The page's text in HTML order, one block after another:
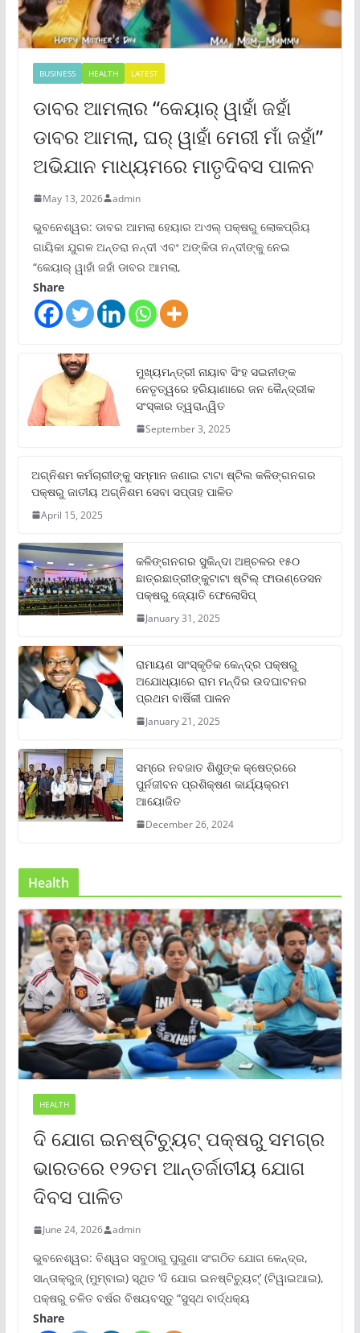
BUSINESS HEALTH LATEST
ଡାବର ଆମଲାର “କେୟାର୍ ୱାହାଁ ଜହାଁ
ଡାବର ଆମଲା, ଘର୍ ୱାହାଁ ମେରୀ ମାଁ ଜହାଁ”
ଅଭିଯାନ ମାଧ୍ୟମରେ ମାତୃଦିବସ ପାଳନ
May 13, 2026 admin
ଭୁବନେଶ୍ୱର: ଡାବର ଆମଲା ହେୟାର ଅଏଲ୍ ପକ୍ଷରୁ ଲୋକପ୍ରିୟ
ଗାୟିକା ଯୁଗଳ ଅନ୍ତରା ନନ୍ଦୀ ଏବଂ ଅଙ୍କିତା ନନ୍ଦୀଙ୍କୁ ନେଇ
“କେୟାର୍ ୱାହାଁ ଜହାଁ ଡାବର ଆମଲା,
Share
ମୁଖ୍ୟମନ୍ତ୍ରୀ ନାୟାବ ସିଂହ ସଇନୀଙ୍କ
ନେତୃତ୍ୱରେ ହରିୟାଣାରେ ଜନ କୈନ୍ଦ୍ରୀକ
ସଂସ୍କାର ତ୍ୱରାନ୍ୱିତ
September 3, 2025
ଅଗ୍ନିଶମ କର୍ମଚାରୀଙ୍କୁ ସମ୍ମାନ ଜଣାଇ ଟାଟା ଷ୍ଟିଲ କଳିଙ୍ଗନଗର
ପକ୍ଷରୁ ଜାତୀୟ ଅଗ୍ନିଶମ ସେବା ସପ୍ତାହ ପାଳିତ
April 15, 2025
କଳିଙ୍ଗନଗର ସୁକିନ୍ଦା ଅଞ୍ଚଳର ୧୫୦
ଛାତ୍ରଛାତ୍ରୀଙ୍କୁଟାଟା ଷ୍ଟିଲ୍ ଫାଉଣ୍ଡେସନ
ପକ୍ଷରୁ ଜ୍ୟୋତି ଫେଲୋସିପ୍‌
January 31, 2025
ରାମାୟଣ ସାଂସ୍କୃତିକ କେନ୍ଦ୍ର ପକ୍ଷରୁ
ଅଯୋଧ୍ୟାରେ ରାମ ମନ୍ଦିର ଉଦଘାଟନର
ପ୍ରଥମ ବାର୍ଷିକୀ ପାଳନ
January 21, 2025
ସମ୍‌ରେ ନବଜାତ ଶିଶୁଙ୍କ କ୍ଷେତ୍ରରେ
ପୁର୍ନଜୀବନ ପ୍ରଶିକ୍ଷଣ କାର୍ଯ୍ୟକ୍ରମ
ଆୟୋଜିତ
December 26, 2024
Health
HEALTH
ଦି ଯୋଗ ଇନଷ୍ଟିଚ୍ୟୁଟ୍ ପକ୍ଷରୁ ସମଗ୍ର
ଭାରତରେ ୧୨ତମ ଆନ୍ତର୍ଜାତୀୟ ଯୋଗ
ଦିବସ ପାଳିତ
June 24, 2026 admin
ଭୁବନେଶ୍ୱର: ବିଶ୍ୱର ସବୁଠାରୁ ପୁରୁଣା ସଂଗଠିତ ଯୋଗ କେନ୍ଦ୍ର,
ସାନ୍ତାକ୍ରୁଜ୍ (ମୁମ୍ବାଇ) ସ୍ଥିତ ‘ଦି ଯୋଗ ଇନଷ୍ଟିଚ୍ୟୁଟ୍‌’ (ଟିୱାଇଆଇ),
ପକ୍ଷରୁ ଚଳିତ ବର୍ଷର ବିଷୟବସ୍ତୁ “ସୁସ୍ଥ ବାର୍ଦ୍ଧକ୍ୟ
Share